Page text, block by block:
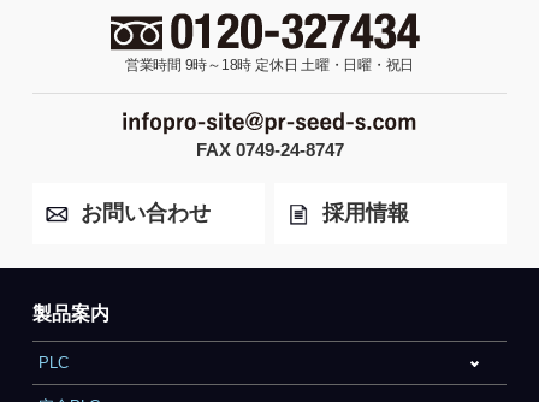
営業時間 9時～18時 定休日 土曜・日曜・祝日
FAX 0749-24-8747
お問い合わせ 採用情報
製品案内
PLC